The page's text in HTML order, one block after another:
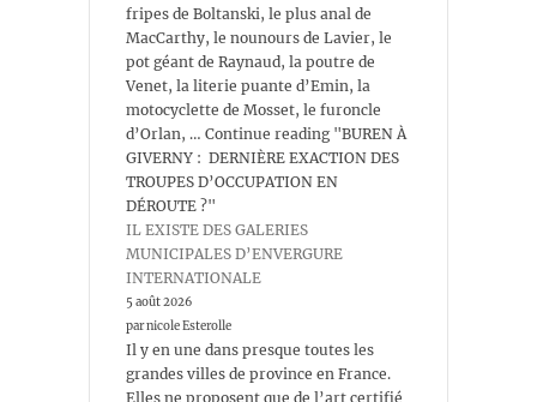
fripes de Boltanski, le plus anal de
MacCarthy, le nounours de Lavier, le
pot géant de Raynaud, la poutre de
Venet, la literie puante d’Emin, la
motocyclette de Mosset, le furoncle
d’Orlan, … Continue reading "BUREN À
GIVERNY : DERNIÈRE EXACTION DES
TROUPES D’OCCUPATION EN
DÉROUTE ?"
IL EXISTE DES GALERIES
MUNICIPALES D’ENVERGURE
INTERNATIONALE
5 août 2026
par nicole Esterolle
Il y en une dans presque toutes les
grandes villes de province en France.
Elles ne proposent que de l’art certifié